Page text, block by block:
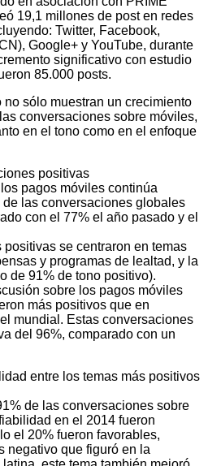
19,1 millones de post en redes
Twitter, Facebook,
Google+ y YouTube, durante
significativo con estudio
85.000 posts.
no sólo muestran un crecimiento
conversaciones sobre móviles,
en el tono como en el enfoque
positivas
pagos móviles continúa
las conversaciones globales
con el 77% el año pasado y el
positivas se centraron en temas
y programas de lealtad, y la
de 91% de tono positivo).
sobre los pagos móviles
más positivos que en
mundial. Estas conversaciones
del 96%, comparado con un
entre los temas más positivos
de las conversaciones sobre
en el 2014 fueron
el 20% fueron favorables,
negativo que figuró en la